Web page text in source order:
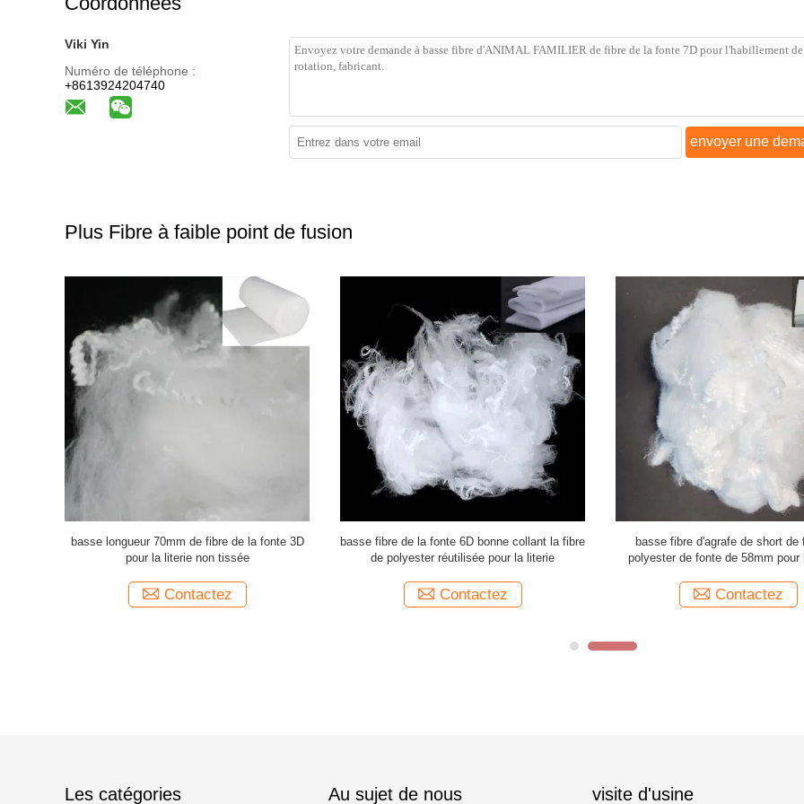
Viki Yin
Numéro de téléphone :
+8613924204740
envoyer une
Plus Fibre à faible point de fusion
basse longueur 70mm de fibre de la fonte 3D
pour la literie non tissée
Contactez
basse fibre de la fonte 6D bonne collant la fibre
de polyester réutilisée pour la literie
Contactez
basse fibre d'agrafe de short de
polyester de fonte de 58mm pour
Contactez
Les catégories Au sujet de nous visite d'usine